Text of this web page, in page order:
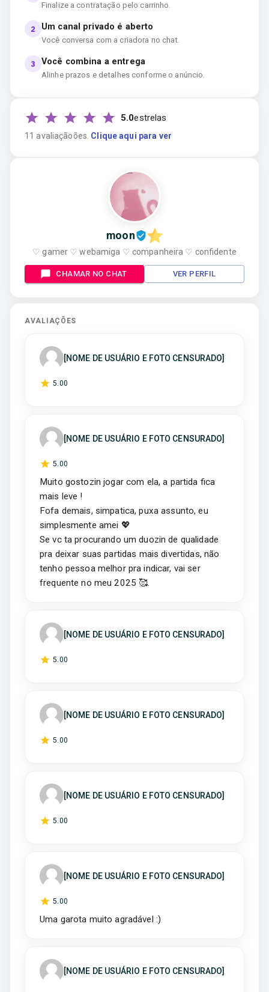
Finalize a contratação pelo carrinho.
2 Um canal privado é aberto
Você conversa com a criadora no chat.
3 Você combina a entrega
Alinhe prazos e detalhes conforme o anúncio.
5.0estrelas
11 avaliaçãoões. Clique aqui para ver
moon
♡ gamer ♡ webamiga ♡ companheira ♡ confidente
CHAMAR NO CHAT VER PERFIL
AVALIAÇÕES
[NOME DE USUÁRIO E FOTO CENSURADO]
5.00
[NOME DE USUÁRIO E FOTO CENSURADO]
5.00
Muito gostozin jogar com ela, a partida fica
mais leve !
Fofa demais, simpatica, puxa assunto, eu
simplesmente amei 💖
Se vc ta procurando um duozin de qualidade
pra deixar suas partidas mais divertidas, não
tenho pessoa melhor pra indicar, vai ser
frequente no meu 2025 🥰.
[NOME DE USUÁRIO E FOTO CENSURADO]
5.00
[NOME DE USUÁRIO E FOTO CENSURADO]
5.00
[NOME DE USUÁRIO E FOTO CENSURADO]
5.00
[NOME DE USUÁRIO E FOTO CENSURADO]
5.00
Uma garota muito agradável :)
[NOME DE USUÁRIO E FOTO CENSURADO]